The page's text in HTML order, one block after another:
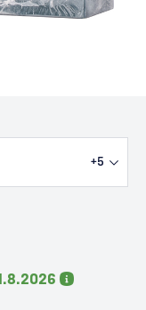
+5